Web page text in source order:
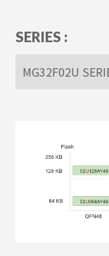
SERIES :
MG32F02U